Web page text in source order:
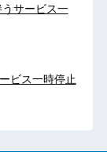
サービス一
ビス一時停止